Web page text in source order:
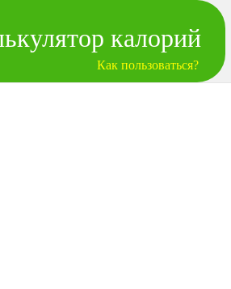
калорий
Как пользоваться?